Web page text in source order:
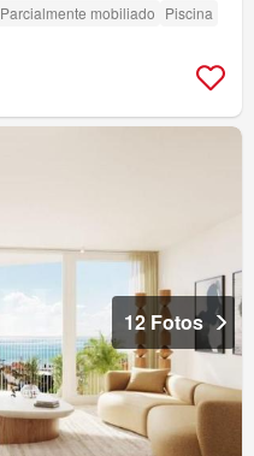
Parcialmente mobiliado Piscina
12 Fotos